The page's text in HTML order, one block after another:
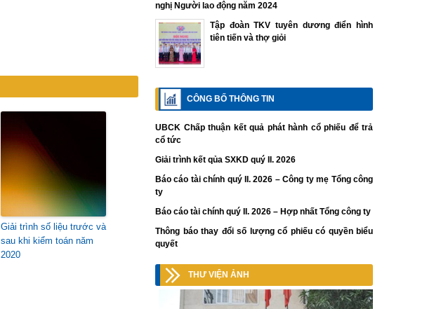
Giải trình số liệu trước và
sau khi kiểm toán năm
2020
nghị Người lao động năm 2024
Tập đoàn TKV tuyên dương điển hình
tiên tiến và thợ giỏi
CÔNG BỐ THÔNG TIN
UBCK Chấp thuận kết quả phát hành cổ phiếu để trả
cổ tức
Giải trình kết qủa SXKD quý II. 2026
Báo cáo tài chính quý II. 2026 – Công ty mẹ Tổng công
ty
Báo cáo tài chính quý II. 2026 – Hợp nhất Tổng công ty
Thông báo thay đổi số lượng cổ phiếu có quyền biểu
quyết
THƯ VIỆN ẢNH